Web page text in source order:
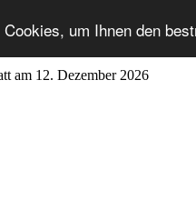
um Ihnen den
am 12. Dezember 2026